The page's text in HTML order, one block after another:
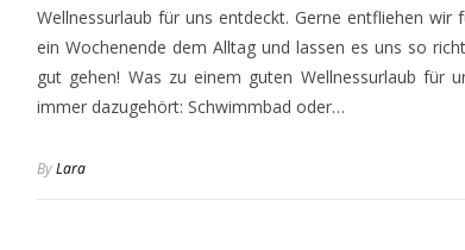
Wellnessurlaub für uns entdeckt. Gerne entfliehen wir
ein Wochenende dem Alltag und lassen es uns so
gut gehen! Was zu einem guten Wellnessurlaub für
immer dazugehört: Schwimmbad oder…
ByLara